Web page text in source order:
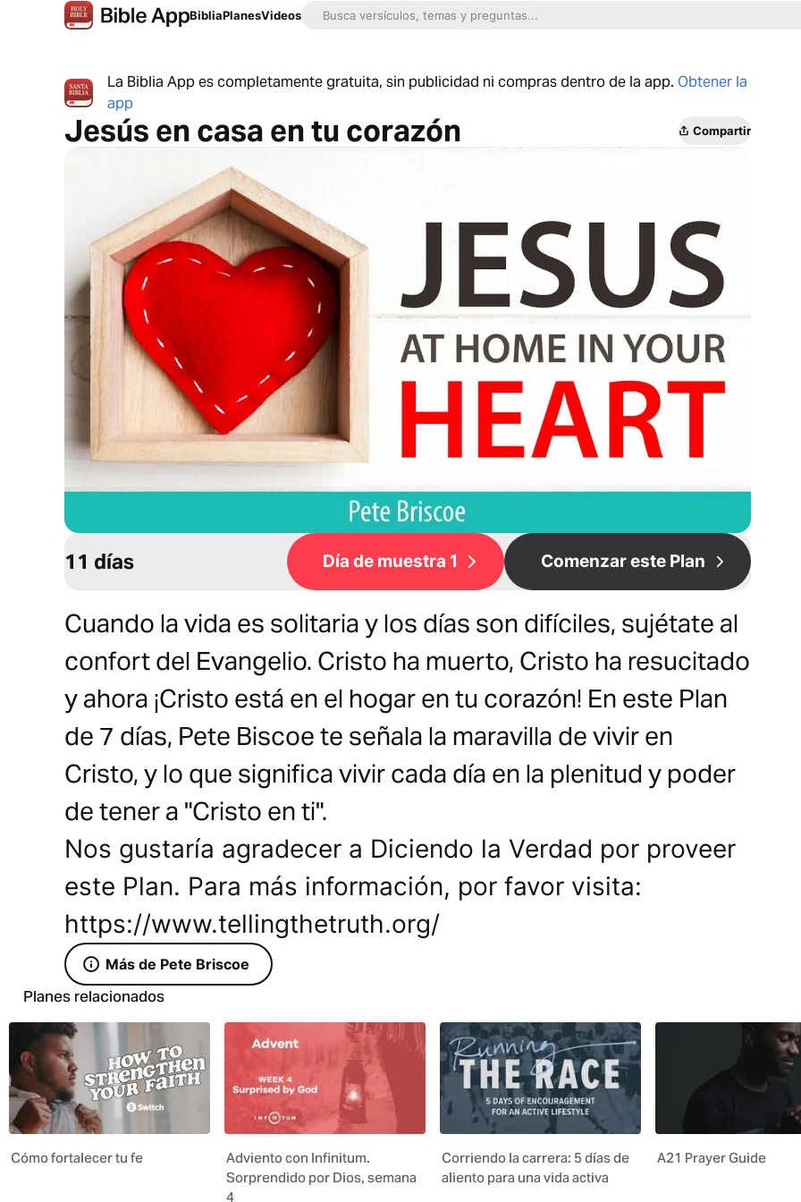
BibliaPlanesVideos
La Biblia App es completamente gratuita, sin publicidad ni compras dentro de la app. Obtener la
app
Jesús en casa en tu corazón Compartir
11 días Día de muestra 1 Comenzar este Plan
Cuando la vida es solitaria y los días son difíciles, sujétate al
confort del Evangelio. Cristo ha muerto, Cristo ha resucitado
y ahora ¡Cristo está en el hogar en tu corazón! En este Plan
de 7 días, Pete Biscoe te señala la maravilla de vivir en
Cristo, y lo que significa vivir cada día en la plenitud y poder
de tener a "Cristo en ti".
Nos gustaría agradecer a Diciendo la Verdad por proveer
este Plan. Para más información, por favor visita:
https://www.tellingthetruth.org/
Más de Pete Briscoe
Planes relacionados
Cómo fortalecer tu fe
Adviento con Infinitum.
Sorprendido por Dios, semana
4
Corriendo la carrera: 5 días de
aliento para una vida activa
A21 Prayer Guide